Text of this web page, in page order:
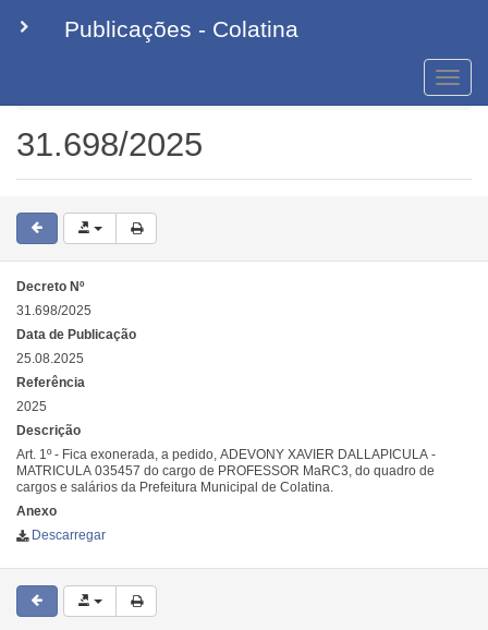
Publicações - Colatina
Toggle
31.698/2025
Decreto Nº
31.698/2025
Data de Publicação
25.08.2025
Referência
2025
Descrição
Art. 1º - Fica exonerada, a pedido, ADEVONY XAVIER DALLAPICULA -
MATRICULA 035457 do cargo de PROFESSOR MaRC3, do quadro de
cargos e salários da Prefeitura Municipal de Colatina.
Anexo
Descarregar